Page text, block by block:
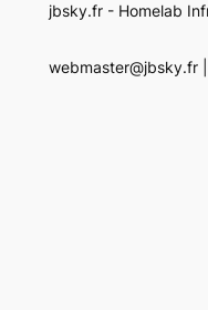
jbsky.fr - Homelab
webmaster@jbsky.fr |